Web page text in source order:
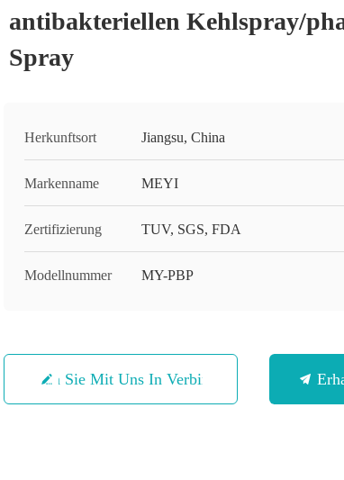
antibakteriellen Kehlspray/
Spray
Herkunftsort Jiangsu, China
Markenname MEYI
Zertifizierung TUV, SGS, FDA
Modellnummer MY-PBP
Treten Sie Mit Uns In Verbindung